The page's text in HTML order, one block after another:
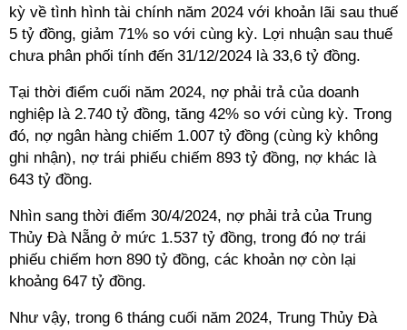
kỳ về tình hình tài chính năm 2024 với khoản lãi sau thuế
5 tỷ đồng, giảm 71% so với cùng kỳ. Lợi nhuận sau thuế
chưa phân phối tính đến 31/12/2024 là 33,6 tỷ đồng.
Tại thời điểm cuối năm 2024, nợ phải trả của doanh
nghiệp là 2.740 tỷ đồng, tăng 42% so với cùng kỳ. Trong
đó, nợ ngân hàng chiếm 1.007 tỷ đồng (cùng kỳ không
ghi nhận), nợ trái phiếu chiếm 893 tỷ đồng, nợ khác là
643 tỷ đồng.
Nhìn sang thời điểm 30/4/2024, nợ phải trả của Trung
Thủy Đà Nẵng ở mức 1.537 tỷ đồng, trong đó nợ trái
phiếu chiếm hơn 890 tỷ đồng, các khoản nợ còn lại
khoảng 647 tỷ đồng.
Như vậy, trong 6 tháng cuối năm 2024, Trung Thủy Đà